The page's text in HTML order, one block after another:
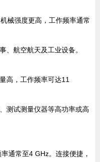
械强度更高，工作频率通常
、航空航天及工业设备。
高，工作频率可达11
测试测量仪器等高功率或高
通常至4 GHz。连接便捷，